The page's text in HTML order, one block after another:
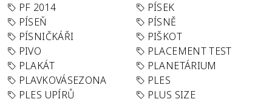
PF 2014
PÍSEK
PÍSEŇ
PÍSNĚ
PÍSNIČKÁŘI
PIŠKOT
PIVO
PLACEMENT TEST
PLAKÁT
PLANETÁRIUM
PLAVKOVÁSEZONA
PLES
PLES UPÍRŮ
PLUS SIZE